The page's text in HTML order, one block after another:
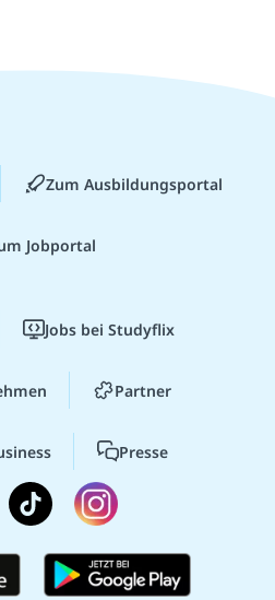
Zum Ausbildungsportal
Jobportal
Jobs bei Studyflix
Partner
Presse